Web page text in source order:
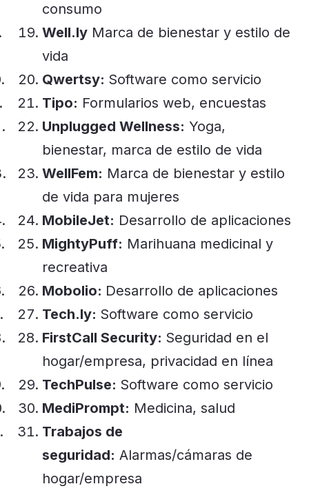
consumo
Well.ly Marca de bienestar y estilo de
vida
Qwertsy: Software como servicio
Tipo: Formularios web, encuestas
Unplugged Wellness: Yoga,
bienestar, marca de estilo de vida
WellFem: Marca de bienestar y estilo
de vida para mujeres
MobileJet: Desarrollo de aplicaciones
MightyPuff: Marihuana medicinal y
recreativa
Mobolio: Desarrollo de aplicaciones
Tech.ly: Software como servicio
FirstCall Security: Seguridad en el
hogar/empresa, privacidad en línea
TechPulse: Software como servicio
MediPrompt: Medicina, salud
Trabajos de
seguridad: Alarmas/cámaras de
hogar/empresa